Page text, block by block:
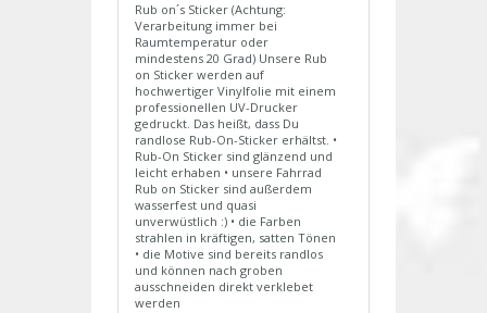
Rub on´s Sticker (Achtung:
Verarbeitung immer bei
Raumtemperatur oder
mindestens 20 Grad) Unsere Rub
on Sticker werden auf
hochwertiger Vinylfolie mit einem
professionellen UV-Drucker
gedruckt. Das heißt, dass Du
randlose Rub-On-Sticker erhältst. •
Rub-On Sticker sind glänzend und
leicht erhaben • unsere Fahrrad
Rub on Sticker sind außerdem
wasserfest und quasi
unverwüstlich :) • die Farben
strahlen in kräftigen, satten Tönen
• die Motive sind bereits randlos
und können nach groben
ausschneiden direkt verklebet
werden